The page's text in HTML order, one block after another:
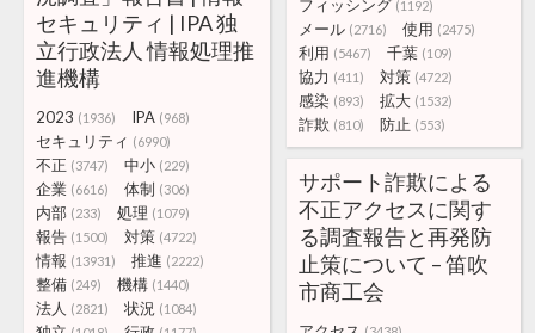
フィッシング (1192)
メール (2716) 使用 (2475)
利用 (5467) 千葉 (109)
協力 (411) 対策 (4722)
感染 (893) 拡大 (1532)
詐欺 (810) 防止 (553)
セキュリティ | IPA 独
立行政法人 情報処理推
進機構
2023 (1936) IPA (968)
セキュリティ (6990)
不正 (3747) 中小 (229)
企業 (6616) 体制 (306)
内部 (233) 処理 (1079)
報告 (1500) 対策 (4722)
情報 (13931) 推進 (2222)
整備 (249) 機構 (1440)
法人 (2821) 状況 (1084)
サポート詐欺による
不正アクセスに関す
る調査報告と再発防
止策について – 笛吹
市商工会